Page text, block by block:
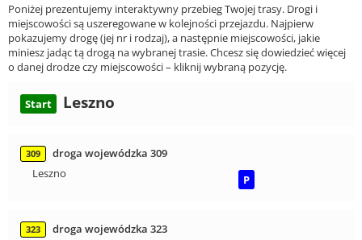
Poniżej prezentujemy interaktywny przebieg Twojej trasy. Drogi i
miejscowości są uszeregowane w kolejności przejazdu. Najpierw
pokazujemy drogę (jej nr i rodzaj), a następnie miejscowości, jakie
miniesz jadąc tą drogą na wybranej trasie. Chcesz się dowiedzieć więcej
o danej drodze czy miejscowości – kliknij wybraną pozycję.
Start Leszno
309
droga wojewódzka 309
Leszno
P
323
droga wojewódzka 323